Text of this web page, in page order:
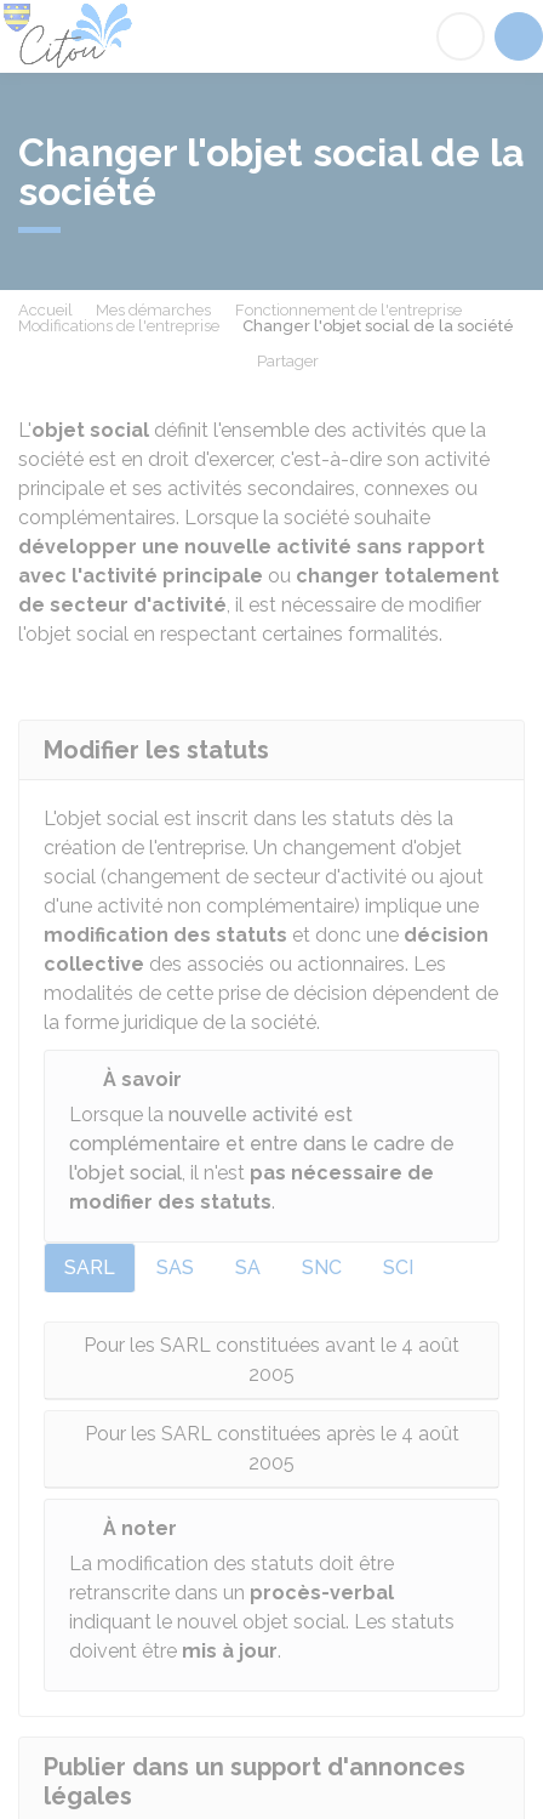
Changer l'objet social de la
société
Accueil Mes démarches
Fonctionnement de l'entreprise
Modifications de l'entreprise
Changer l'objet social de la société
Partager
L'objet social définit l'ensemble des activités que la
société est en droit d'exercer, c'est-à-dire son activité
principale et ses activités secondaires, connexes ou
complémentaires. Lorsque la société souhaite
développer une nouvelle activité sans rapport
avec l'activité principale ou changer totalement
de secteur d'activité, il est nécessaire de modifier
l'objet social en respectant certaines formalités.
Modifier les statuts
L'objet social est inscrit dans les statuts dès la
création de l'entreprise. Un changement d'objet
social (changement de secteur d'activité ou ajout
d'une activité non complémentaire) implique une
modification des statuts et donc une décision
collective des associés ou actionnaires. Les
modalités de cette prise de décision dépendent de
la forme juridique de la société.
À savoir
Lorsque la nouvelle activité est
complémentaire et entre dans le cadre de
l'objet social, il n'est pas nécessaire de
modifier des statuts.
SARL SAS SA SNC SCI
Pour les SARL constituées avant le 4 août
2005
Pour les SARL constituées après le 4 août
2005
À noter
La modification des statuts doit être
retranscrite dans un procès-verbal
indiquant le nouvel objet social. Les statuts
doivent être mis à jour.
Publier dans un support d'annonces
légales